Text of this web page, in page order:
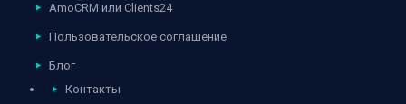
AmoCRM или Clients24
Пользовательское соглашение
Блог
Контакты